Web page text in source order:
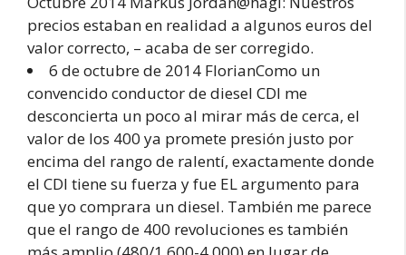
precios estaban en realidad a algunos euros del
valor correcto, – acaba de ser corregido.
6 de octubre de 2014 FlorianComo un
convencido conductor de diesel CDI me
desconcierta un poco al mirar más de cerca, el
valor de los 400 ya promete presión justo por
encima del rango de ralentí, exactamente donde
el CDI tiene su fuerza y fue EL argumento para
que yo comprara un diesel. También me parece
que el rango de 400 revoluciones es también